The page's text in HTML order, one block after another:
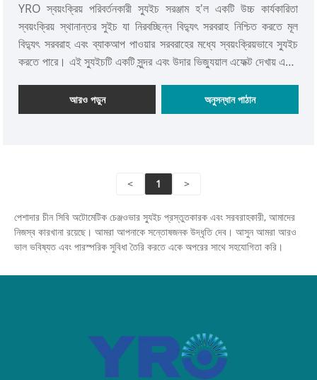
YRO স্বয়ংক্রিয় পরিবর্তনকারী স্যুইচ সরঞ্জাম হ'ল একটি উচ্চ কার্যকারিতা
স্বয়ংক্রিয় স্থানান্তর সুইচ যা নিরবচ্ছিন্ন বিদ্যুৎ সরবরাহ নিশ্চিত করতে মূল
বিদ্যুৎ সরবরাহ এবং ব্যাকআপ পাওয়ার সরবরাহের মধ্যে স্বয়ংক্রিয়ভাবে স্যুইচ
করতে পারে। এই স্যুইচটি একটি সুন্দর এবং উদার ভিজ্যুয়াল এফেক্ট দেখায় একটি
এটিএসের আবাসিক, বাণিজ্যিক এবং শিল্প অ্যাপ্লিকেশনগুলির চাহিদা মেটাতে
বিস্তৃত অ্যাপ্লিকেশন রয়েছে।
আরও পড়ুন অনুসন্ধান পাঠান
< 1 >
পেশাদার চীন সিবি অটোমেটিক চেঞ্জওভার স্যুইচ প্রস্তুতকারক এবং সরবরাহকারী, আমাদের
নিজস্ব কারখানা রয়েছে। আমরা আপনাকে সন্তোষজনক উদ্ধৃতি দেব। আসুন আমরা আরও
ভাল ভবিষ্যত এবং পারস্পরিক সুবিধা তৈরি করতে একে অপরের সাথে সহযোগিতা করি।